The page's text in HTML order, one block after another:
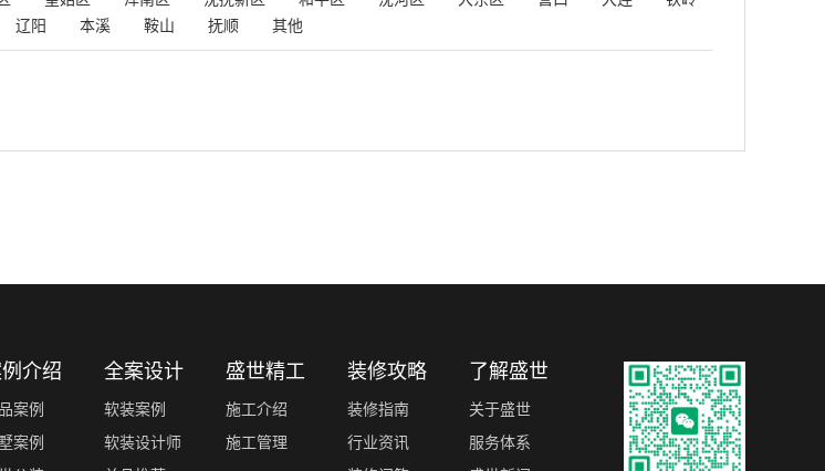
辽阳 本溪 鞍山 抚顺 其他
介绍
案例
案例
全案设计
软装案例
软装设计师
盛世精工
施工介绍
施工管理
装修攻略
装修指南
行业资讯
了解盛世
关于盛世
服务体系